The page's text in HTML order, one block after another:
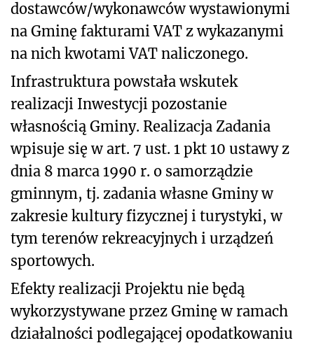
dostawców/wykonawców wystawionymi
na Gminę fakturami VAT z wykazanymi
na nich kwotami VAT naliczonego.
Infrastruktura powstała wskutek
realizacji Inwestycji pozostanie
własnością Gminy. Realizacja Zadania
wpisuje się w art. 7 ust. 1 pkt 10 ustawy z
dnia 8 marca 1990 r. o samorządzie
gminnym, tj. zadania własne Gminy w
zakresie kultury fizycznej i turystyki, w
tym terenów rekreacyjnych i urządzeń
sportowych.
Efekty realizacji Projektu nie będą
wykorzystywane przez Gminę w ramach
działalności podlegającej opodatkowaniu